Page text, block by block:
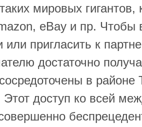
мировых
eBay и пр. Чтобы
или пригласить к
достаточно
в
доступ ко всей